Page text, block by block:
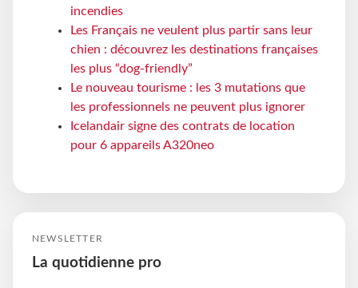
incendies
Les Français ne veulent plus partir sans leur
chien : découvrez les destinations françaises
les plus “dog-friendly”
Le nouveau tourisme : les 3 mutations que
les professionnels ne peuvent plus ignorer
Icelandair signe des contrats de location
pour 6 appareils A320neo
NEWSLETTER
La quotidienne pro